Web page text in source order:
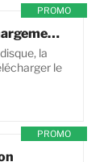
PROMO
FIFA 20 - Code de Téléchargement pour PC
la
le
PROMO